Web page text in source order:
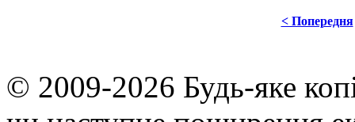
< Попередня
© 2009-2026 Будь-яке